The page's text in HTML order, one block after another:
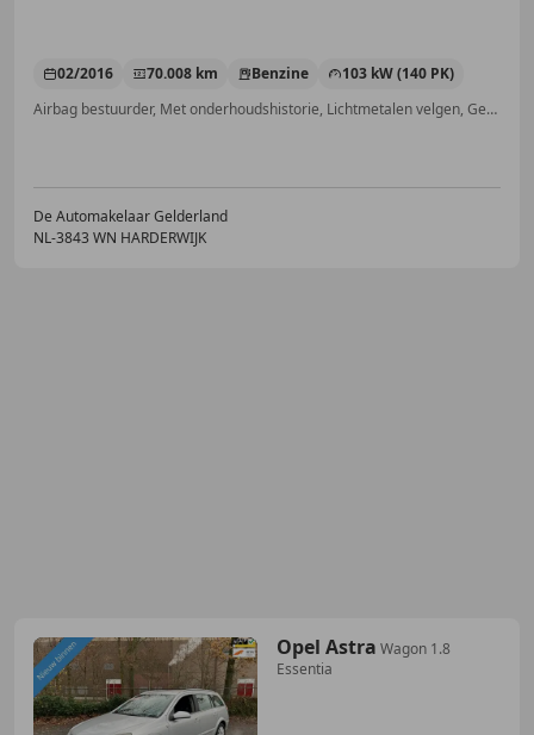
02/2016 70.008 km Benzine
103 kW (140 PK)
Airbag bestuurder, Met onderhoudshistorie, Lichtmetalen velgen, Getinte ramen, Bluetooth, Zij-airbags, Startonderbreker, Cruise control
De Automakelaar Gelderland
NL-3843 WN HARDERWIJK
Opel Astra Wagon 1.8
Essentia